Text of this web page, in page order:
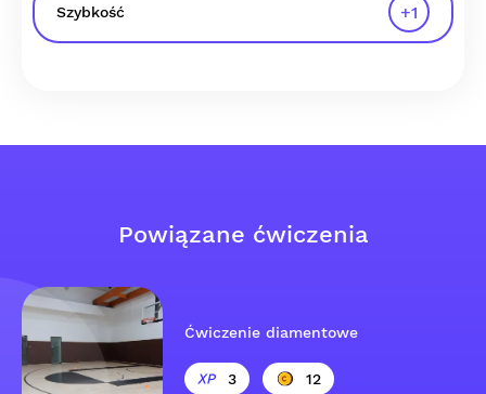
Szybkość +1
Powiązane ćwiczenia
Ćwiczenie diamentowe
3 12